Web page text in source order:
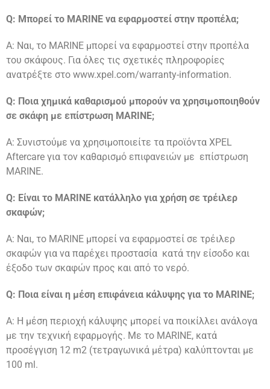
Q: Μπορεί το MARINE να εφαρμοστεί στην προπέλα;
A: Ναι, το MARINE μπορεί να εφαρμοστεί στην προπέλα
του σκάφους. Για όλες τις σχετικές πληροφορίες
ανατρέξτε στο www.xpel.com/warranty-information.
Q: Ποια χημικά καθαρισμού μπορούν να χρησιμοποιηθούν
σε σκάφη με επίστρωση MARINE;
A: Συνιστούμε να χρησιμοποιείτε τα προϊόντα XPEL
Aftercare για τον καθαρισμό επιφανειών με επίστρωση
MARINE.
Q: Είναι το MARINE κατάλληλο για χρήση σε τρέιλερ
σκαφών;
A: Ναι, το MARINE μπορεί να εφαρμοστεί σε τρέιλερ
σκαφών για να παρέχει προστασία κατά την είσοδο και
έξοδο των σκαφών προς και από το νερό.
Q: Ποια είναι η μέση επιφάνεια κάλυψης για το MARINE;
A: Η μέση περιοχή κάλυψης μπορεί να ποικίλλει ανάλογα
με την τεχνική εφαρμογής. Με το MARINE, κατά
προσέγγιση 12 m2 (τετραγωνικά μέτρα) καλύπτονται με
100 ml.